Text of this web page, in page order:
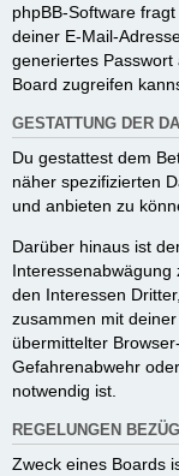
phpBB-Software
deiner E-Mail-
generiertes
Board zugreifen
GESTATTUNG DER
Du gestattest dem
näher spezifizierten
und anbieten zu
Darüber hinaus ist
Interessenabwägung
den Interessen
zusammen mit
übermittelter
Gefahrenabwehr
notwendig ist.
REGELUNGEN
Zweck eines Boards